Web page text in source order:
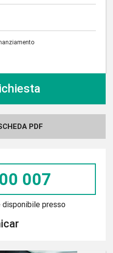
PDF
007
presso